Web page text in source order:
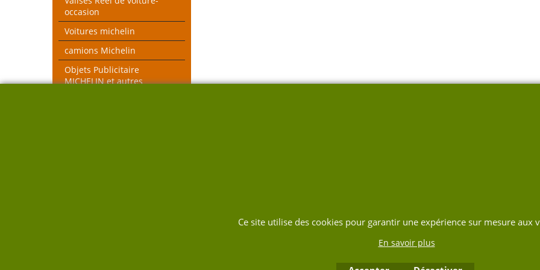
occasion
Voitures michelin
camions Michelin
Objets Publicitaire
MICHELIN et autres
Ce site utilise des cookies pour garantir une expérience sur mesure aux
En savoir plus